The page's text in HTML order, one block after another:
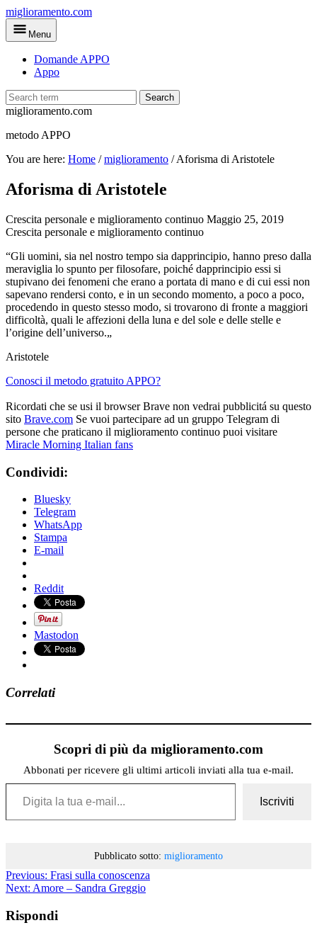
Skip
to
main
miglioramento.com
Menu
Domande APPO
Appo
Search
miglioramento.com
metodo APPO
You are here: Home /miglioramento /Aforisma di Aristotele
Aforisma di Aristotele
Crescita personale e miglioramento continuo Maggio 25, 2019
Crescita personale e miglioramento continuo
“Gli uomini, sia nel nostro tempo sia dapprincipio, hanno preso dalla
meraviglia lo spunto per filosofare, poiché dapprincipio essi si
stupivano dei fenomeni che erano a portata di mano e di cui essi non
sapevano rendersi conto, e in un secondo momento, a poco a poco,
procedendo in questo stesso modo, si trovarono di fronte a maggiori
difficoltà, quali le affezioni della luna e del sole e delle stelle e
l’origine dell’universo.„
Aristotele
Conosci il metodo gratuito APPO?
Ricordati che se usi il browser Brave non vedrai pubblicitá su questo
sito Brave.com Se vuoi partecipare ad un gruppo Telegram di
persone che praticano il miglioramento continuo puoi visitare
Miracle Morning Italian fans
Condividi:
Bluesky
Telegram
WhatsApp
Stampa
E-mail
Reddit
Mastodon
Correlati
Scopri di più da miglioramento.com
Abbonati per ricevere gli ultimi articoli inviati alla tua e-mail.
Digita la tua e-mail...
Iscriviti
Pubblicato sotto: miglioramento
Previous: Frasi sulla conoscenza
Next: Amore – Sandra Greggio
Rispondi